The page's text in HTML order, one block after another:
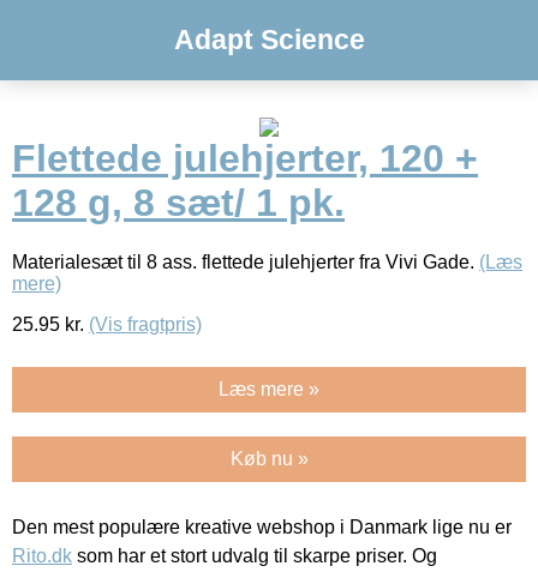
Adapt Science
Flettede julehjerter, 120 +
128 g, 8 sæt/ 1 pk.
Materialesæt til 8 ass. flettede julehjerter fra Vivi Gade. (Læs
mere)
25.95 kr. (Vis fragtpris)
Læs mere »
Køb nu »
Den mest populære kreative webshop i Danmark lige nu er
Rito.dk som har et stort udvalg til skarpe priser. Og